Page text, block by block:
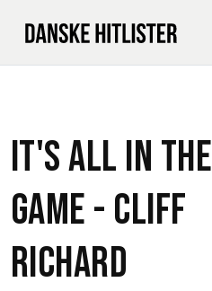
It's All In The
Game - Cliff
Richard